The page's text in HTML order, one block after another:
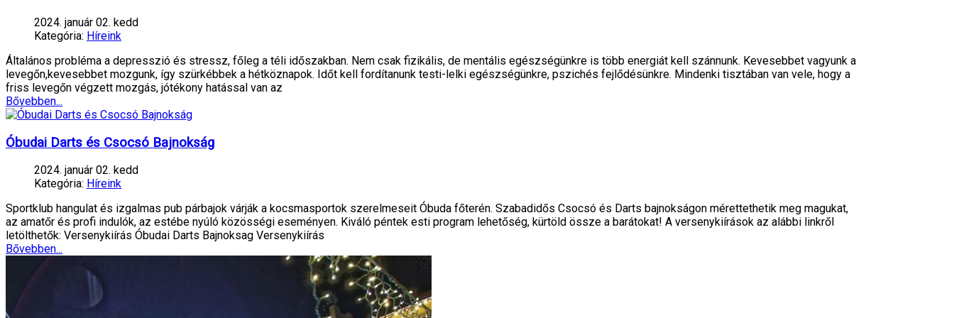
2024. január 02. kedd
Kategória: Híreink
Általános probléma a depresszió és stressz, főleg a téli időszakban. Nem csak fizikális, de mentális egészségünkre is több energiát kell szánnunk. Kevesebbet vagyunk a
levegőn,kevesebbet mozgunk, így szürkébbek a hétköznapok. Időt kell fordítanunk testi-lelki egészségünkre, pszichés fejlődésünkre. Mindenki tisztában van vele, hogy a
friss levegőn végzett mozgás, jótékony hatással van az
Bővebben...
Óbudai Darts és Csocsó Bajnokság
2024. január 02. kedd
Kategória: Híreink
Sportklub hangulat és izgalmas pub párbajok várják a kocsmasportok szerelmeseit Óbuda főterén. Szabadidős Csocsó és Darts bajnokságon mérettethetik meg magukat,
az amatőr és profi indulók, az estébe nyúló közösségi eseményen. Kiváló péntek esti program lehetőség, kürtöld össze a barátokat! A versenykiírások az alábbi linkről
letölthetők: Versenykiírás Óbudai Darts Bajnoksag Versenykiírás
Bővebben...